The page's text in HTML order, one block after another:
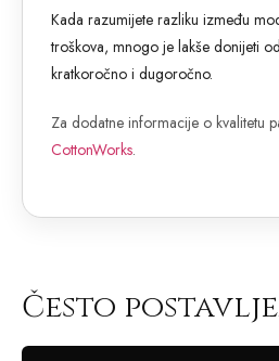
Kada razumijete razliku između
troškova, mnogo je lakše donijeti
kratkoročno i dugoročno.
Za dodatne informacije o kvalitetu
CottonWorks.
Često